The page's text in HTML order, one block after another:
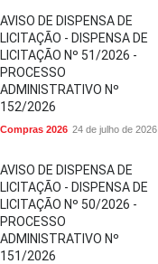
AVISO DE DISPENSA DE
LICITAÇÃO - DISPENSA DE
LICITAÇÃO Nº 51/2026 -
PROCESSO
ADMINISTRATIVO Nº
152/2026
Compras 2026 24 de julho de 2026
AVISO DE DISPENSA DE
LICITAÇÃO - DISPENSA DE
LICITAÇÃO Nº 50/2026 -
PROCESSO
ADMINISTRATIVO Nº
151/2026